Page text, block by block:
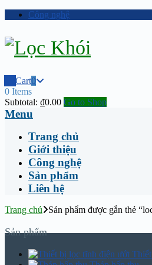
Công nghệ
Cart0
0 Items
Subtotal: ₫0.00 Go to Shop
Menu
Trang chủ
Giới thiệu
Công nghệ
Sản phẩm
Liên hệ
Trang chủ
Sản phẩm được gắn thẻ
Sản phẩm